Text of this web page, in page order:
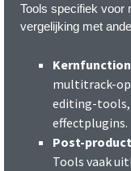
Tools specifiek voor
vergelijking met
multitrack-
editing-tools,
effectplugins.
Post-
Tools vaak